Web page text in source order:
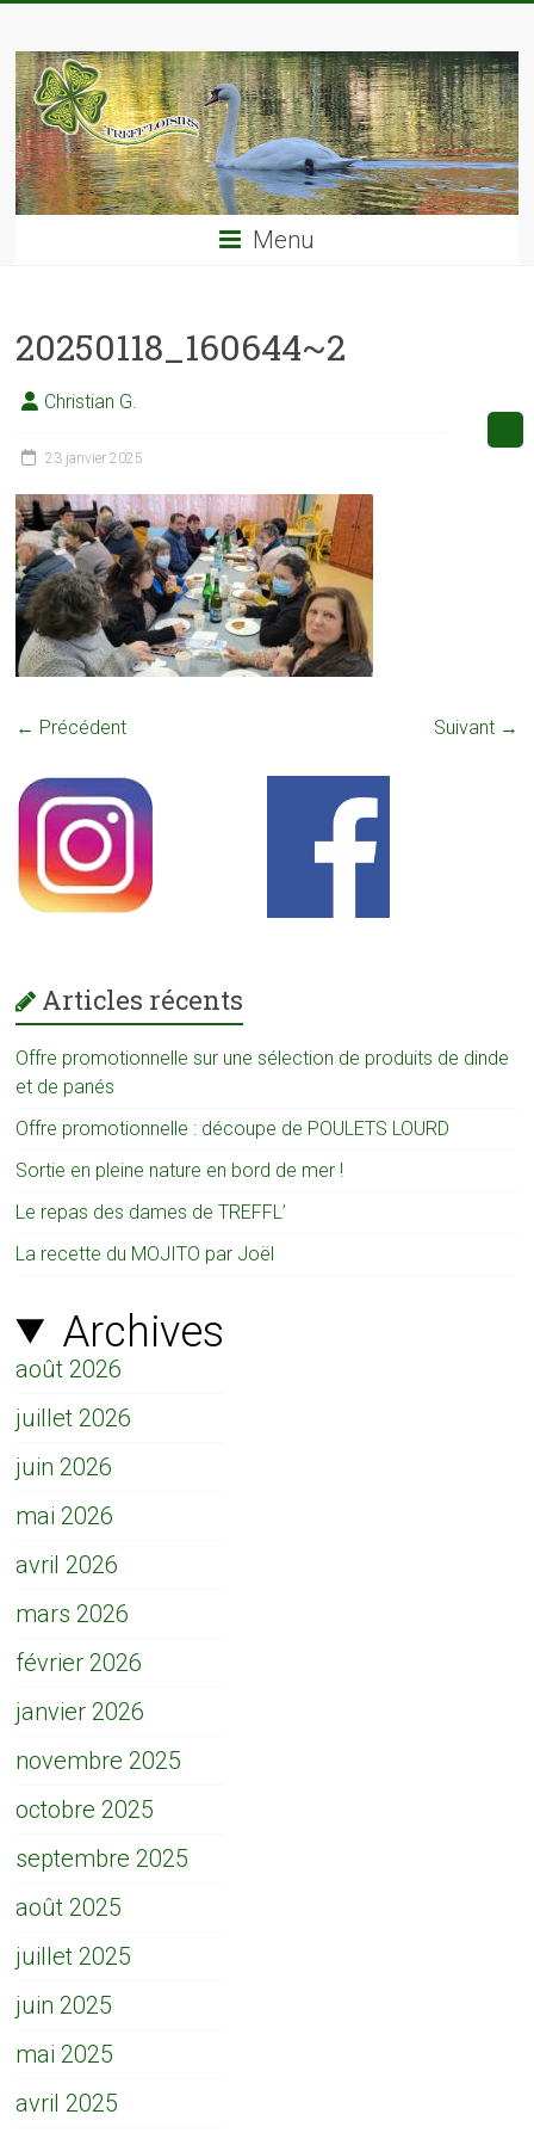
content
TREFF'LOISIRS
Menu
20250118_160644~2
Christian G.
23 janvier 2025
← Précédent Suivant →
Articles récents
Offre promotionnelle sur une sélection de produits de dinde
et de panés
Offre promotionnelle : découpe de POULETS LOURD
Sortie en pleine nature en bord de mer !
Le repas des dames de TREFFL’
La recette du MOJITO par Joël
Archives
août 2026
juillet 2026
juin 2026
mai 2026
avril 2026
mars 2026
février 2026
janvier 2026
novembre 2025
octobre 2025
septembre 2025
août 2025
juillet 2025
juin 2025
mai 2025
avril 2025